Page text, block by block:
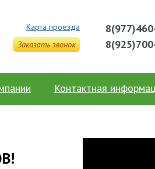
Карта проезда
Контактная